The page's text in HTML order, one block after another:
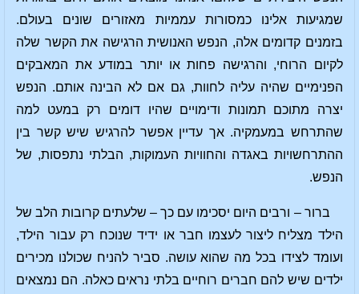
שמגיעות אלינו כמסורות עממיות מאזורים שונים בעולם.
בזמנים קדומים אלה, הנפש האנושית הרגישה את הקשר שלה
לקיום הרוחי, והרגישה פחות או יותר במודע את המאבקים
הפנימיים שהיה עליה לחוות, גם אם לא הבינה אותם. הנפש
יצרה מתוכם תמונות ודימויים שהיו דומים רק במעט למה
שהתרחש במעמקיה. אך עדיין אפשר להרגיש שיש קשר בין
ההתרחשויות באגדה והחוויות העמוקות, הבלתי נתפסות, של
הנפש.
ברור – ורבים היום יסכימו עם כך – שלעתים קרובות הלב של
הילד מצליח ליצור לעצמו חבר או ידיד שנוכח רק עבור הילד,
ועומד לצידו בכל מה שהוא עושה. סביר להניח שכולנו מכירים
ילדים שיש להם חברים רוחיים בלתי נראים כאלה. הם נמצאים